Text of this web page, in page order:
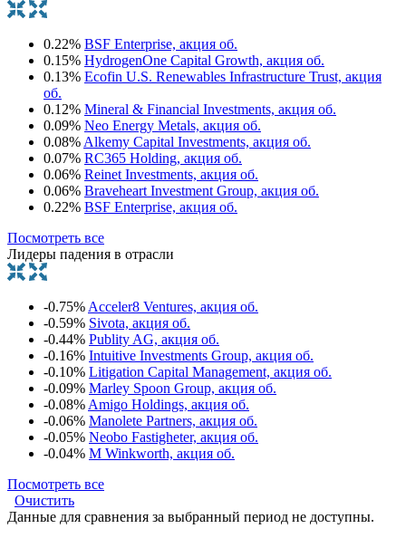
0.22% BSF Enterprise, акция об.
0.15% HydrogenOne Capital Growth, акция об.
0.13% Ecofin U.S. Renewables Infrastructure Trust, акция
об.
0.12% Mineral & Financial Investments, акция об.
0.09% Neo Energy Metals, акция об.
0.08% Alkemy Capital Investments, акция об.
0.07% RC365 Holding, акция об.
0.06% Reinet Investments, акция об.
0.06% Braveheart Investment Group, акция об.
0.22% BSF Enterprise, акция об.
Посмотреть все
Лидеры падения в отрасли
-0.75% Acceler8 Ventures, акция об.
-0.59% Sivota, акция об.
-0.44% Publity AG, акция об.
-0.16% Intuitive Investments Group, акция об.
-0.10% Litigation Capital Management, акция об.
-0.09% Marley Spoon Group, акция об.
-0.08% Amigo Holdings, акция об.
-0.06% Manolete Partners, акция об.
-0.05% Neobo Fastigheter, акция об.
-0.04% M Winkworth, акция об.
Посмотреть все
Очистить
Данные для сравнения за выбранный период не доступны.